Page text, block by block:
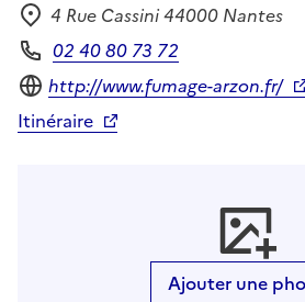
Adresse
4 Rue Cassini 44000 Nantes
Téléphone
02 40 80 73 72
Site internet
http://www.fumage-arzon.fr/
Itinéraire
Ajouter une